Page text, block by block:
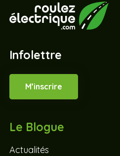
Infolettre
M’inscrire
Le Blogue
Actualités